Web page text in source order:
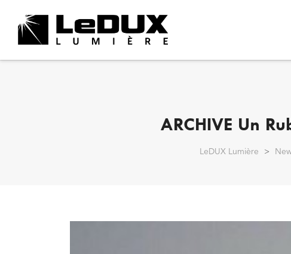
ARCHIVE Un
LeDUX Lumière >